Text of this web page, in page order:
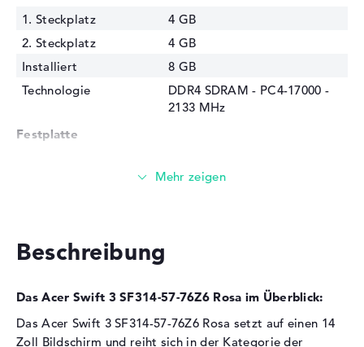
1. Steckplatz
4 GB
2. Steckplatz
4 GB
Installiert
8 GB
Technologie
DDR4 SDRAM - PC4-17000 -
2133 MHz
Festplatte
Laufwerks-Typ
Display-Typ
14" TFT
Max. Auflösung
1920 x 1080
Beschreibung
Das Acer Swift 3 SF314-57-76Z6 Rosa im Überblick:
Das Acer Swift 3 SF314-57-76Z6 Rosa setzt auf einen 14
Zoll Bildschirm und reiht sich in der Kategorie der